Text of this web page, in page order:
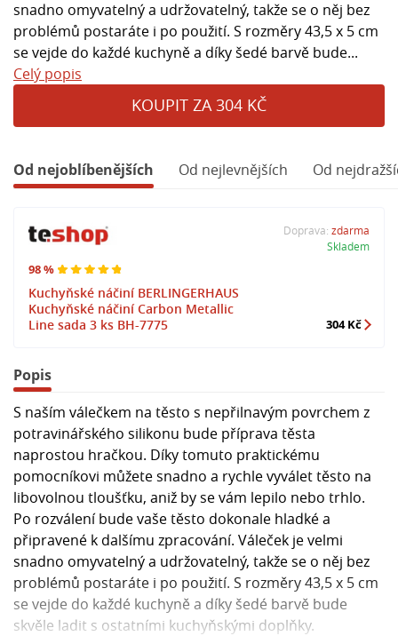
snadno omyvatelný a udržovatelný, takže se o něj bez
problémů postaráte i po použití. S rozměry 43,5 x 5 cm
se vejde do každé kuchyně a díky šedé barvě bude...
Celý popis
KOUPIT ZA 304 KČ
Od nejoblíbenějších Od nejlevnějších Od
98 %
Kuchyňské náčiní BERLINGERHAUS
Kuchyňské náčiní Carbon Metallic
Line sada 3 ks BH-7775
Doprava: zdarma
Skladem
304 Kč
Popis
S naším válečkem na těsto s nepřilnavým povrchem z
potravinářského silikonu bude příprava těsta
naprostou hračkou. Díky tomuto praktickému
pomocníkovi můžete snadno a rychle vyválet těsto na
libovolnou tloušťku, aniž by se vám lepilo nebo trhlo.
Po rozválení bude vaše těsto dokonale hladké a
připravené k dalšímu zpracování. Váleček je velmi
snadno omyvatelný a udržovatelný, takže se o něj bez
problémů postaráte i po použití. S rozměry 43,5 x 5 cm
se vejde do každé kuchyně a díky šedé barvě bude
skvěle ladit s ostatními kuchyňskými doplňky.